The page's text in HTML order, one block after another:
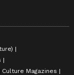
Culture Magazines